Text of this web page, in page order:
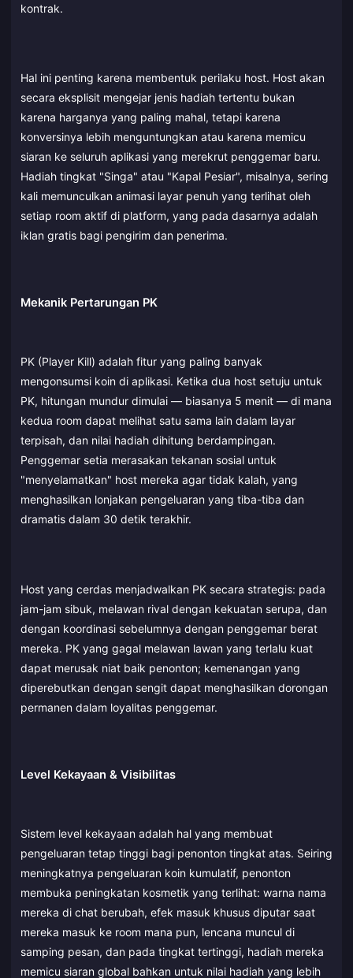
kontrak.
Hal ini penting karena membentuk perilaku host. Host akan
secara eksplisit mengejar jenis hadiah tertentu bukan
karena harganya yang paling mahal, tetapi karena
konversinya lebih menguntungkan atau karena memicu
siaran ke seluruh aplikasi yang merekrut penggemar baru.
Hadiah tingkat "Singa" atau "Kapal Pesiar", misalnya, sering
kali memunculkan animasi layar penuh yang terlihat oleh
setiap room aktif di platform, yang pada dasarnya adalah
iklan gratis bagi pengirim dan penerima.
Mekanik Pertarungan PK
PK (Player Kill) adalah fitur yang paling banyak
mengonsumsi koin di aplikasi. Ketika dua host setuju untuk
PK, hitungan mundur dimulai — biasanya 5 menit — di mana
kedua room dapat melihat satu sama lain dalam layar
terpisah, dan nilai hadiah dihitung berdampingan.
Penggemar setia merasakan tekanan sosial untuk
"menyelamatkan" host mereka agar tidak kalah, yang
menghasilkan lonjakan pengeluaran yang tiba-tiba dan
dramatis dalam 30 detik terakhir.
Host yang cerdas menjadwalkan PK secara strategis: pada
jam-jam sibuk, melawan rival dengan kekuatan serupa, dan
dengan koordinasi sebelumnya dengan penggemar berat
mereka. PK yang gagal melawan lawan yang terlalu kuat
dapat merusak niat baik penonton; kemenangan yang
diperebutkan dengan sengit dapat menghasilkan dorongan
permanen dalam loyalitas penggemar.
Level Kekayaan & Visibilitas
Sistem level kekayaan adalah hal yang membuat
pengeluaran tetap tinggi bagi penonton tingkat atas. Seiring
meningkatnya pengeluaran koin kumulatif, penonton
membuka peningkatan kosmetik yang terlihat: warna nama
mereka di chat berubah, efek masuk khusus diputar saat
mereka masuk ke room mana pun, lencana muncul di
samping pesan, dan pada tingkat tertinggi, hadiah mereka
memicu siaran global bahkan untuk nilai hadiah yang lebih